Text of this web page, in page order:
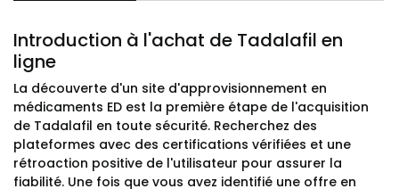
Introduction à l'achat de Tadalafil en
ligne
La découverte d'un site d'approvisionnement en
médicaments ED est la première étape de l'acquisition
de Tadalafil en toute sécurité. Recherchez des
plateformes avec des certifications vérifiées et une
rétroaction positive de l'utilisateur pour assurer la
fiabilité. Une fois que vous avez identifié une offre en